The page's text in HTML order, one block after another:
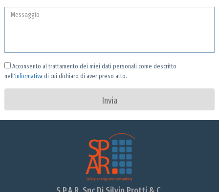
Acconsento al trattamento dei miei dati personali come descritto
nell'informativadi cui dichiaro di aver preso atto.